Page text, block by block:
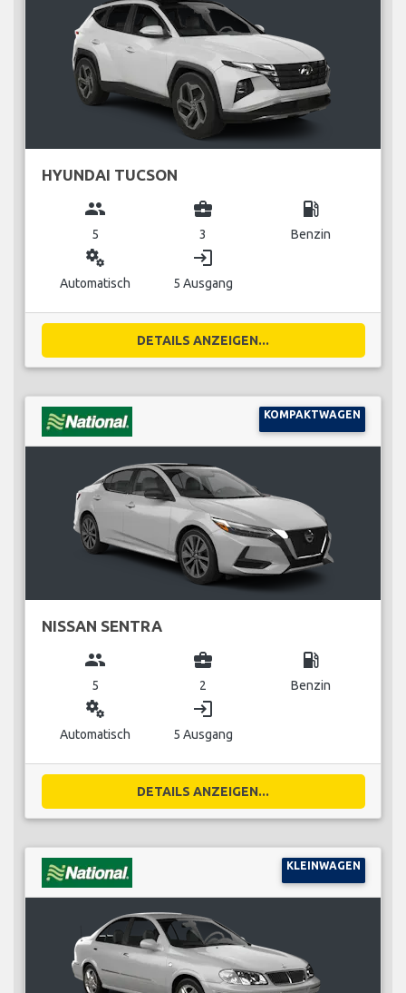
HYUNDAI TUCSON
group
5
business_center
3
local_gas_station
Benzin
miscellaneous_services
Automatisch
login
5 Ausgang
DETAILS ANZEIGEN...
KOMPAKTWAGEN
NISSAN SENTRA
group
5
business_center
2
local_gas_station
Benzin
miscellaneous_services
Automatisch
login
5 Ausgang
DETAILS ANZEIGEN...
KLEINWAGEN